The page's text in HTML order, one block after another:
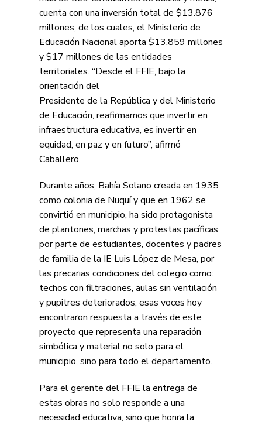
cuenta con una inversión total de $13.876
millones, de los cuales, el Ministerio de
Educación Nacional aporta $13.859 millones
y $17 millones de las entidades
territoriales. “Desde el FFIE, bajo la
orientación del
Presidente de la República y del Ministerio
de Educación, reafirmamos que invertir en
infraestructura educativa, es invertir en
equidad, en paz y en futuro”, afirmó
Caballero.
Durante años, Bahía Solano creada en 1935
como colonia de Nuquí y que en 1962 se
convirtió en municipio, ha sido protagonista
de plantones, marchas y protestas pacíficas
por parte de estudiantes, docentes y padres
de familia de la IE Luis López de Mesa, por
las precarias condiciones del colegio como:
techos con filtraciones, aulas sin ventilación
y pupitres deteriorados, esas voces hoy
encontraron respuesta a través de este
proyecto que representa una reparación
simbólica y material no solo para el
municipio, sino para todo el departamento.
Para el gerente del FFIE la entrega de
estas obras no solo responde a una
necesidad educativa, sino que honra la